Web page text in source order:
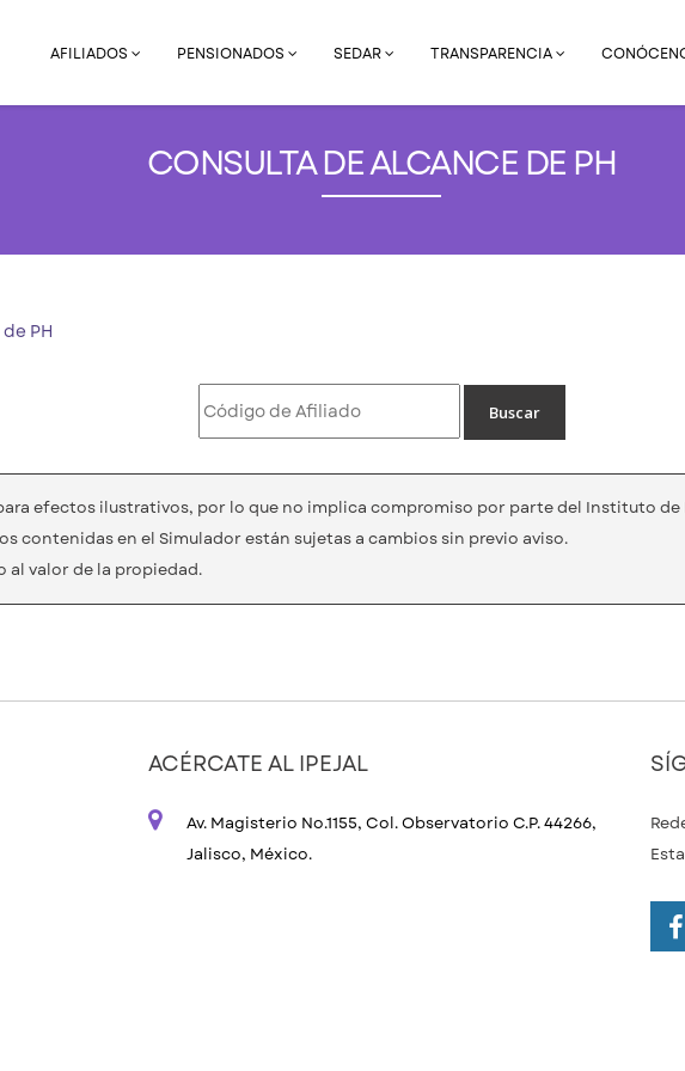
AFILIADOS PENSIONADOS SEDAR TRANSPARENCIA
CONSULTA DE ALCANCE DE PH
PH
efectos ilustrativos, por lo que no implica compromiso por parte del Instituto de
contenidas en el Simulador están sujetas a cambios sin previo aviso.
al valor de la propiedad.
ACÉRCATE AL IPEJAL
Av. Magisterio No.1155, Col. Observatorio C.P. 44266,
Jalisco, México.